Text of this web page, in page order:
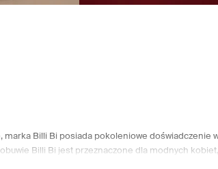
marka Billi Bi posiada pokoleniowe
Billi Bi jest przeznaczone dla modnych